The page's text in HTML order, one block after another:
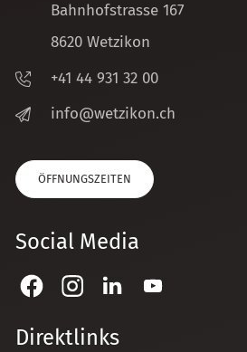
Bahnhofstrasse 167
8620 Wetzikon
+41 44 931 32 00
nf
w tz k n ch
ÖFFNUNGSZEITEN
Social Media
Direktlinks